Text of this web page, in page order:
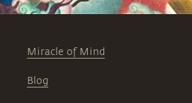
Miracle of Mind
Blog